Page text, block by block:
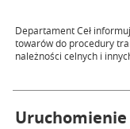
Departament Ceł
towarów do procedury
należności celnych i